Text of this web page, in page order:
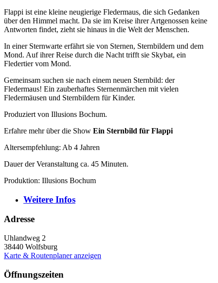
Flappi ist eine kleine neugierige Fledermaus, die sich Gedanken
über den Himmel macht. Da sie im Kreise ihrer Artgenossen keine
Antworten findet, zieht sie hinaus in die Welt der Menschen.
In einer Sternwarte erfährt sie von Sternen, Sternbildern und dem
Mond. Auf ihrer Reise durch die Nacht trifft sie Skybat, ein
Fledertier vom Mond.
Gemeinsam suchen sie nach einem neuen Sternbild: der
Fledermaus! Ein zauberhaftes Sternenmärchen mit vielen
Fledermäusen und Sternbildern für Kinder.
Produziert von Illusions Bochum.
Erfahre mehr über die Show Ein Sternbild für Flappi
Altersempfehlung: Ab 4 Jahren
Dauer der Veranstaltung ca. 45 Minuten.
Produktion: Illusions Bochum
Weitere Infos
Adresse
Uhlandweg 2
38440 Wolfsburg
Karte & Routenplaner anzeigen
Öffnungszeiten